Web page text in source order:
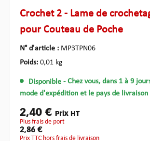
Crochet 2 - Lame de
pour Couteau de Poche
N° d'article : MP3TPN06
Poids: 0,01 kg
Disponible - Chez vous, dans 1 à 9
mode d'expédition et le pays de livraison
2,40 € Prix HT
plus frais de port
2,86 €
Prix TTC hors frais de livraison